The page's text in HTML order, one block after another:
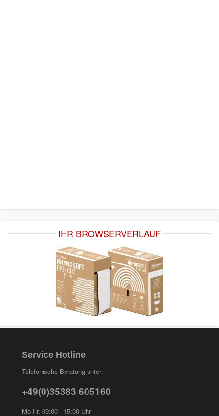
IHR BROWSERVERLAUF
Service Hotline
Telefonische Beratung unter:
+49(0)35383 605160
Mo-Fr, 09:00 - 15:00 Uhr